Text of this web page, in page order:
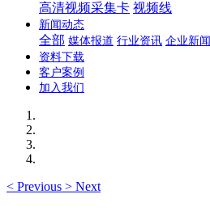
高清视频采集卡 视频线
新闻动态
全部 媒体报道 行业资讯 企业新闻
资料下载
客户案例
加入我们
< Previous > Next